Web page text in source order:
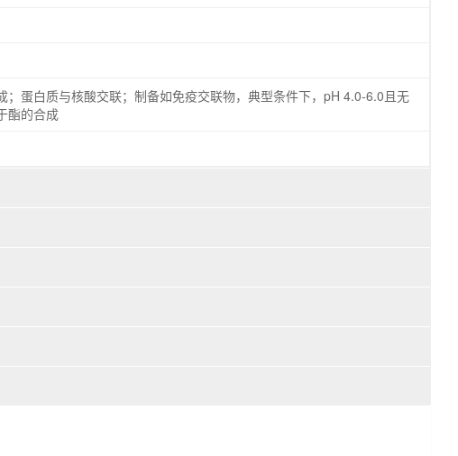
蛋白质与核酸交联；制备如免疫交联物，典型条件下，pH 4.0-6.0且无
酯的合成